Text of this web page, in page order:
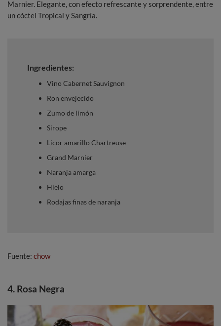
Marnier. Elegante, con efecto refrescante y sorprendente, entre
un cóctel Tropical y Sangría.
Ingredientes:
Vino Cabernet Sauvignon
Ron envejecido
Zumo de limón
Sirope
Licor amarillo Chartreuse
Grand Marnier
Naranja amarga
Hielo
Rodajas finas de naranja
Fuente: chow
4. Rosa Negra